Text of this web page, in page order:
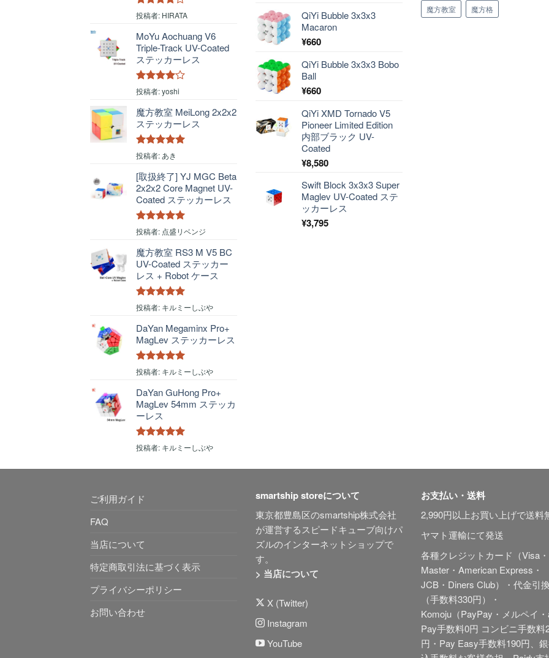
5段階中4
投稿者: HIRATA
MoYu Aochuang V6
Triple-Track UV-Coated
ステッカーレス
5段階中4
の評価
投稿者: yoshi
魔方教室 MeiLong 2x2x2
ステッカーレス
5段階中 5
投稿者: あき
[取扱終了] YJ MGC Beta
2x2x2 Core Magnet UV-
Coated ステッカーレス
5段階中5の
投稿者: 点盛リベンジ
魔方教室 RS3 M V5 BC
UV-Coated ステッカー
レス + Robot ケース
5段階中 5 の
投稿者: キルミーしぶや
DaYan Megaminx Pro+
MagLev ステッカーレス
5段階中 5 の
投稿者: キルミーしぶや
DaYan GuHong Pro+
MagLev 54mm ステッカ
ーレス
5段階中 5 の
投稿者: キルミーしぶや
QiYi Bubble 3x3x3
Macaron
¥660
QiYi Bubble 3x3x3 Bobo
Ball
¥660
QiYi XMD Tornado V5
Pioneer Limited Edition
内部ブラック UV-
Coated
¥8,580
Swift Block 3x3x3 Super
Maglev UV-Coated ステ
ッカーレス
¥3,795
魔方教室
魔方格
ご利用ガイド
FAQ
当店について
特定商取引法に基づく表示
プライバシーポリシー
お問い合わせ
smartship storeについて
東京都豊島区のsmartship株式会社
が運営するスピードキューブ向けパ
ズルのインターネットショップで
す。
> 当店について
X (Twitter)
Instagram
YouTube
お支払い・送料
2,990円以上お買い上げで送料
ヤマト運輸にて発送
各種クレジットカード（Visa・
Master・American Express・
JCB・Diners Club）・代金引換
（手数料330円）・
Komoju（PayPay・メルペイ
Pay手数料0円 コンビニ手数料
円・Pay Easy手数料190円、